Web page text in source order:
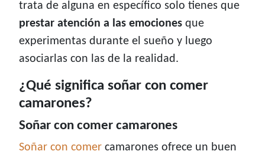
trata de alguna en específico solo tienes que
prestar atención a las emociones que
experimentas durante el sueño y luego
asociarlas con las de la realidad.
¿Qué significa soñar con comer
camarones?
Soñar con comer camarones
Soñar con comer camarones ofrece un buen